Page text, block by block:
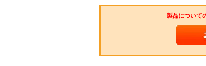
製品について